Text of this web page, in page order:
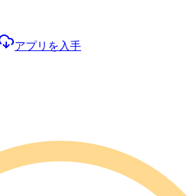
アプリを入手